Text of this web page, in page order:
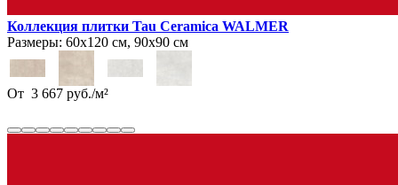
Коллекция плитки Tau Ceramica WALMER
Размеры: 60х120 см, 90х90 см
От 3 667 руб./м²